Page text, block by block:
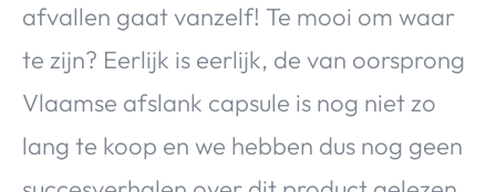
Over Valerie
De Top 5
Contact
afvallen gaat vanzelf! Te mooi om waar
te zijn? Eerlijk is eerlijk, de van oorsprong
Vlaamse afslank capsule is nog niet zo
lang te koop en we hebben dus nog geen